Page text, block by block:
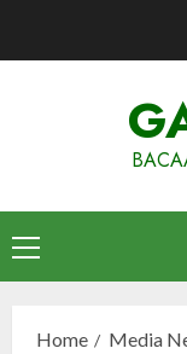
Primary
Menu
Home Media